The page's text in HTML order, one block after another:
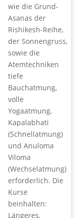
wie die Grund-
Asanas der
Rishikesh-Reihe,
der Sonnengruss,
sowie die
Atemtechniken
tiefe
Bauchatmung,
volle
Yogaatmung,
Kapalabhati
(Schnellatmung)
und Anuloma
Viloma
(Wechselatmung)
erforderlich. Die
Kurse
beinhalten:
Längeres,